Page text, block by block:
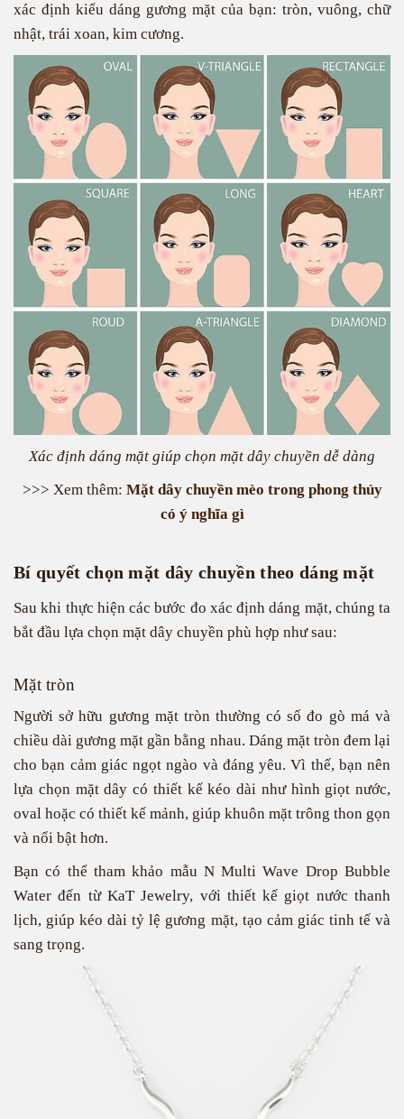
xác định kiểu dáng gương mặt của bạn: tròn, vuông, chữ
nhật, trái xoan, kim cương.
Xác định dáng mặt giúp chọn mặt dây chuyền dễ dàng
>>> Xem thêm: Mặt dây chuyền mèo trong phong thủy
có ý nghĩa gì
Bí quyết chọn mặt dây chuyền theo dáng mặt
Sau khi thực hiện các bước đo xác định dáng mặt, chúng ta
bắt đầu lựa chọn mặt dây chuyền phù hợp như sau:
Mặt tròn
Người sở hữu gương mặt tròn thường có số đo gò má và
chiều dài gương mặt gần bằng nhau. Dáng mặt tròn đem lại
cho bạn cảm giác ngọt ngào và đáng yêu. Vì thế, bạn nên
lựa chọn mặt dây có thiết kế kéo dài như hình giọt nước,
oval hoặc có thiết kế mảnh, giúp khuôn mặt trông thon gọn
và nổi bật hơn.
Bạn có thể tham khảo mẫu N Multi Wave Drop Bubble
Water đến từ KaT Jewelry, với thiết kế giọt nước thanh
lịch, giúp kéo dài tỷ lệ gương mặt, tạo cảm giác tinh tế và
sang trọng.